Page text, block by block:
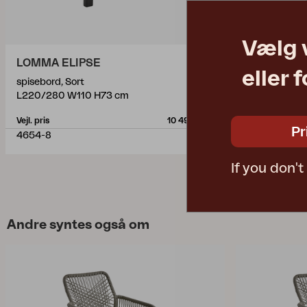
LOMMA ELIPSE
spisebord, Sort
L220/280 W110 H73 cm
Vejl. pris 10 490 DKK
4654-8
spisebord,
Andre syntes også om
Vælg
eller
If you